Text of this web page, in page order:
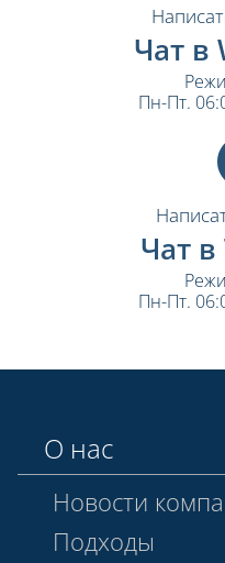
Чат в
Пн-Пт.
Чат в
Пн-Пт.
О нас
Новости
Подходы